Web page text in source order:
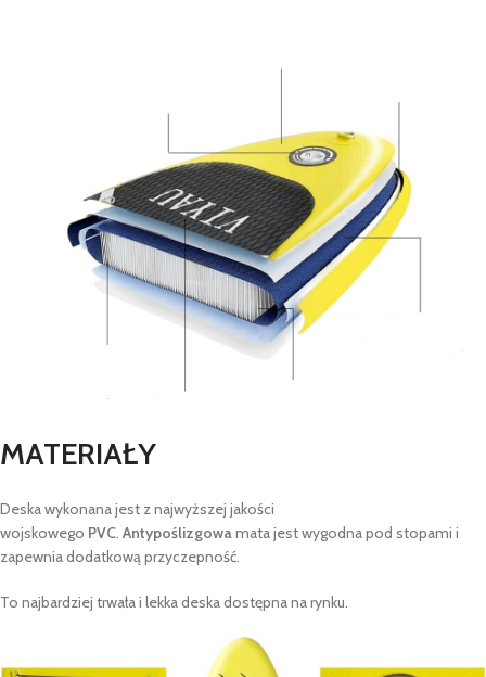
MATERIAŁY
Deska wykonana jest z najwyższej jakości
wojskowego PVC. Antypoślizgowamata jest wygodna pod stopami i
zapewnia dodatkową przyczepność.
To najbardziej trwała i lekka deska dostępna na rynku.